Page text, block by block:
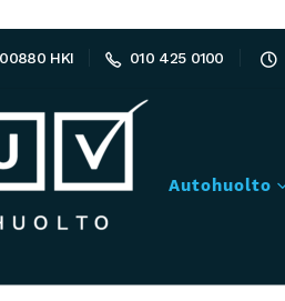
HKI 010 425 0100
Autohuolto